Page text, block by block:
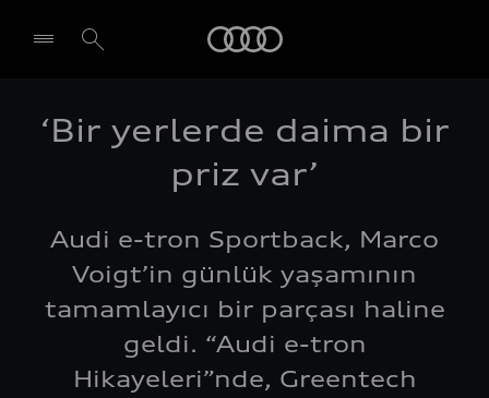
‘Bir yerlerde daima bir
priz var’
Audi e-tron Sportback, Marco
Voigt’in günlük yaşamının
tamamlayıcı bir parçası haline
geldi. “Audi e-tron
Hikayeleri”nde, Greentech